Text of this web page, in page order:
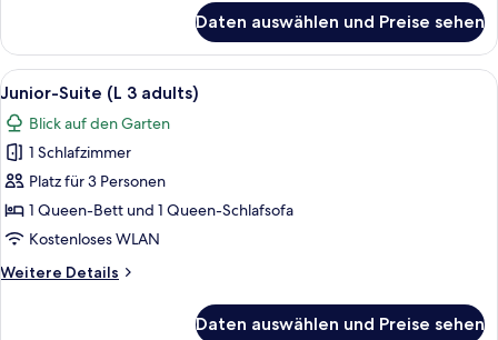
(M
adults)
Daten auswählen und Preise sehen
Alle
Fotos
für
Junior-
Suite
(L
3
anzeigen
Ein modernes Wohnzimmer mit
22
Junior-Suite (L 3 adults)
Blick auf den Garten
1 Schlafzimmer
Platz für 3 Personen
1 Queen-Bett und 1 Queen-Schlafsofa
Kostenloses WLAN
Weitere Details
Weitere
Daten auswählen und Preise sehen